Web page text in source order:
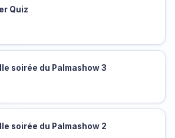
Quiz
soirée du Palmashow 3
soirée du Palmashow 2